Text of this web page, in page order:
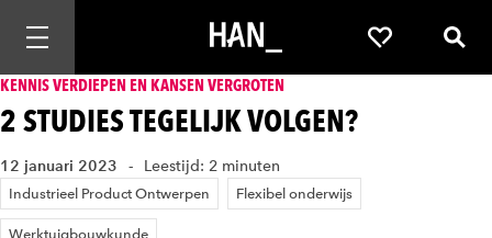
Mobiele navigatie openen Favorieten
KENNIS VERDIEPEN EN KANSEN VERGROTEN
2 STUDIES TEGELIJK VOLGEN?
12 januari 2023 Leestijd: 2 minuten
Industrieel Product Ontwerpen Flexibel onderwijs
Werktuigbouwkunde